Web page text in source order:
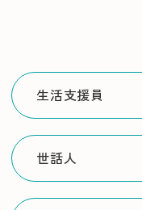
生活支援員
世話人